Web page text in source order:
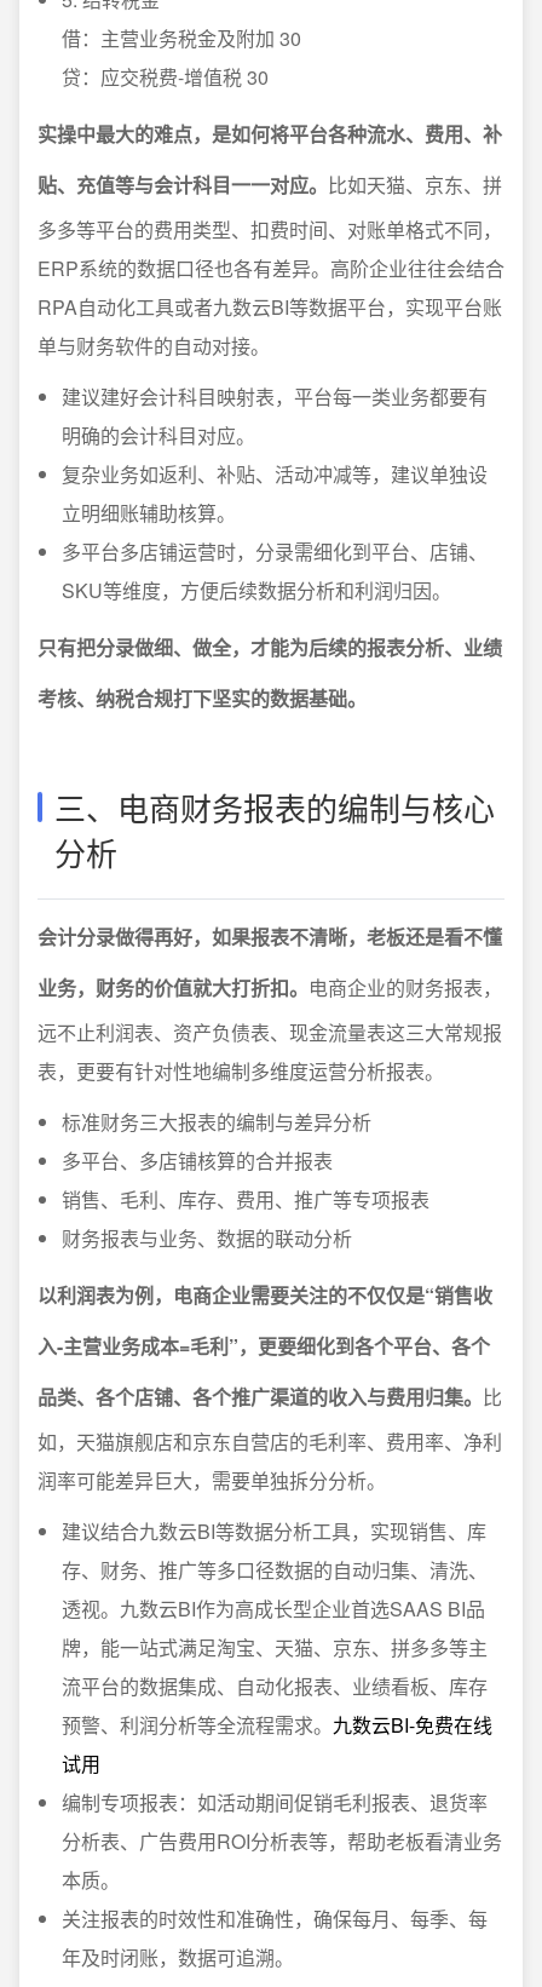
借：主营业务税金及附加 30
贷：应交税费-增值税 30
实操中最大的难点，是如何将平台各种流水、费用、补
贴、充值等与会计科目一一对应。 比如天猫、京东、拼
多多等平台的费用类型、扣费时间、对账单格式不同，
ERP系统的数据口径也各有差异。高阶企业往往会结合
RPA自动化工具或者九数云BI等数据平台，实现平台账
单与财务软件的自动对接。
建议建好会计科目映射表，平台每一类业务都要有
明确的会计科目对应。
复杂业务如返利、补贴、活动冲减等，建议单独设
立明细账辅助核算。
多平台多店铺运营时，分录需细化到平台、店铺、
SKU等维度，方便后续数据分析和利润归因。
只有把分录做细、做全，才能为后续的报表分析、业绩
考核、纳税合规打下坚实的数据基础。
三、电商财务报表的编制与核心
分析
会计分录做得再好，如果报表不清晰，老板还是看不懂
业务，财务的价值就大打折扣。 电商企业的财务报表，
远不止利润表、资产负债表、现金流量表这三大常规报
表，更要有针对性地编制多维度运营分析报表。
标准财务三大报表的编制与差异分析
多平台、多店铺核算的合并报表
销售、毛利、库存、费用、推广等专项报表
财务报表与业务、数据的联动分析
以利润表为例，电商企业需要关注的不仅仅是“销售收
入-主营业务成本=毛利”，更要细化到各个平台、各个
品类、各个店铺、各个推广渠道的收入与费用归集。 比
如，天猫旗舰店和京东自营店的毛利率、费用率、净利
润率可能差异巨大，需要单独拆分分析。
建议结合九数云BI等数据分析工具，实现销售、库
存、财务、推广等多口径数据的自动归集、清洗、
透视。九数云BI作为高成长型企业首选SAAS BI品
牌，能一站式满足淘宝、天猫、京东、拼多多等主
流平台的数据集成、自动化报表、业绩看板、库存
预警、利润分析等全流程需求。 九数云BI-免费在线
试用
编制专项报表：如活动期间促销毛利报表、退货率
分析表、广告费用ROI分析表等，帮助老板看清业务
本质。
关注报表的时效性和准确性，确保每月、每季、每
年及时闭账，数据可追溯。